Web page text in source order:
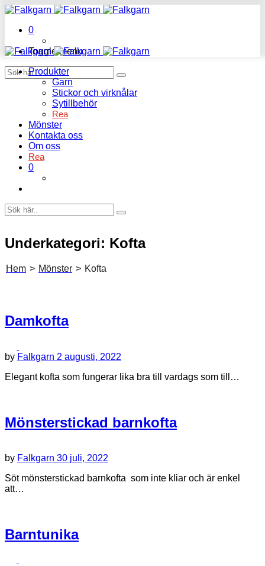
0
Toggle menu
Produkter
Garn
Stickor och virknålar
Sytillbehör
Rea
Mönster
Kontakta oss
Om oss
Rea
0
Underkategori: Kofta
Hem > Mönster > Kofta
Damkofta
by Falkgarn 2 augusti, 2022
Elegant kofta som fungerar lika bra till vardags som till…
Mönsterstickad barnkofta
by Falkgarn 30 juli, 2022
Söt mönsterstickad barnkofta som inte kliar och är enkel
att…
Barntunika